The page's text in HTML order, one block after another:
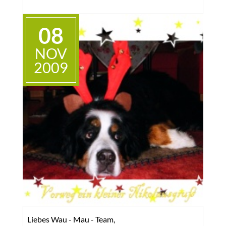
Anfangs war er ein kleiner Angsthase, der bei
Betreten meines Zimmers entweder versteinerte
[und somit vollkommen unsichtbar wurde ;-)]
oder in seinem \"Schützengraben\" verschwand.
Versteinern tut er zwar immer noch, aber sobald
er merkt, dass es ja nur ich bin ,gehts wieder. :-D
Da wir uns beim Tierheimfest so schön mit Frau
Schmidt über \"Kurt\" und \"Richie\" (der von
einer Freundin übernommen wurde) und sogar
noch über \"Süße Nudel\" (die nun im
Hamsterhimmel ist) unterhalten haben, wollte ich
nun ein paar Bilder schicken, damit sie sehen
können, was aus den kleinen Stinkern geworden
ist.
08
NOV
2009
Liebes Wau - Mau - Team,